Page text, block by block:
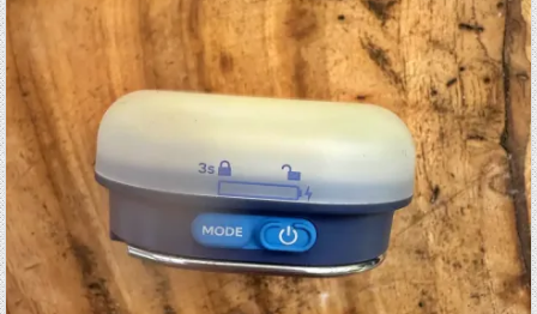
Posted in